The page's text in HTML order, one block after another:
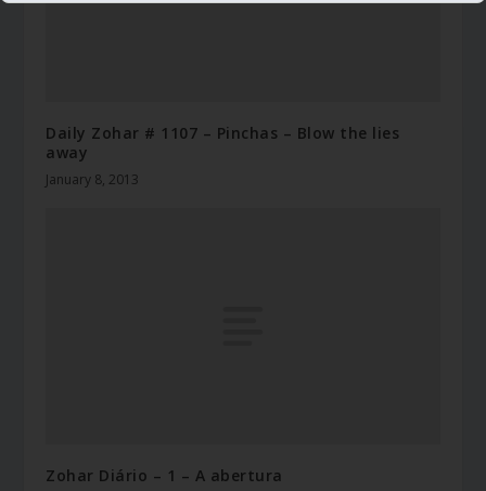
Daily Zohar # 1107 – Pinchas – Blow the lies
away
January 8, 2013
Zohar Diário – 1 – A abertura